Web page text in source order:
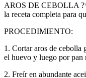
AROS DE CEBOLLA
la receta completa para
PROCEDIMIENTO:
1. Cortar aros de cebolla
el huevo y luego por pan
2. Freír en abundante